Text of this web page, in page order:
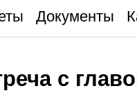
Документы
с